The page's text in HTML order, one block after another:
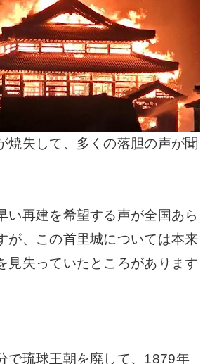
焼失して、多くの落胆の声が聞
い再建を希望する声が全国あら
が、この首里城については本来
見失っていたところがあります
で琉球王朝を廃して、1879年